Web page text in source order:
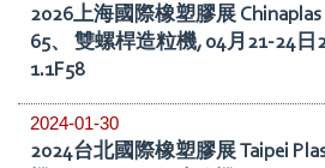
2026上海國際橡塑膠展 Chinaplas
65、 雙螺桿造粒機, 04月21-24日
1.1F58
2024-01-30
2024台北國際橡塑膠展 Taipei